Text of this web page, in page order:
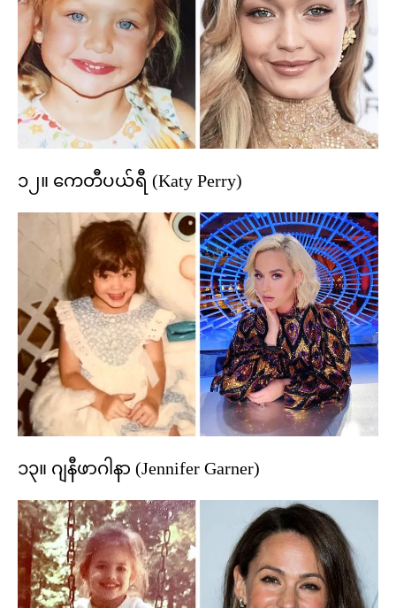
၁၂။ ကေတီပယ်ရီ (Katy Perry)
၁၃။ ဂျနီဖာဂါနာ (Jennifer Garner)